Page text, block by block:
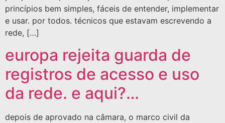
princípios bem simples, fáceis de entender, implementar
e usar. por todos. técnicos que estavam escrevendo a
rede, […]
europa rejeita guarda de
registros de acesso e uso
da rede. e aqui?…
depois de aprovado na câmara, o marco civil da